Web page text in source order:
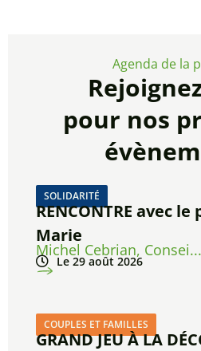
Agenda de la
pour nos
SOLIDARITÉ
RENCONTRE avec
Marie
Michel Cebrian, Consei...
Le 29 août 2026
COUPLES ET FAMILLES
GRAND JEU À LA